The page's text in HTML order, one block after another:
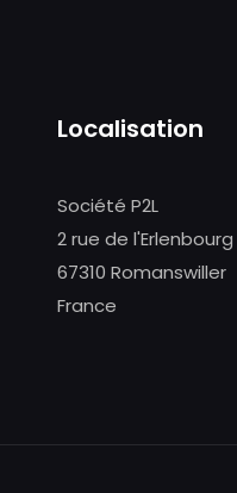
Localisation
Société P2L
2 rue de l'Erlenbourg
67310 Romanswiller
France